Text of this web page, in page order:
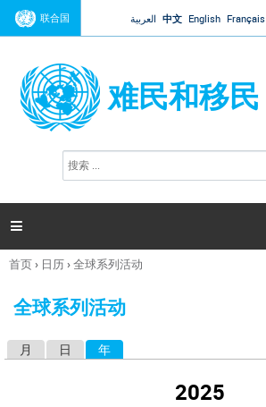
Jump to navigation
联合国 العربية 中文 English Français
难民和移民
搜
索

你
这
首页› 日历›全球系列活动
全球系列活动
月 日 年
2025